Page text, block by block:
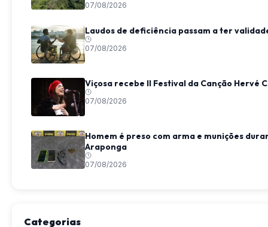
07/08/2026
Laudos de deficiência passam a ter
07/08/2026
Viçosa recebe II Festival da Canção Hervé
07/08/2026
Homem é preso com arma e munições
Araponga
07/08/2026
Categorias